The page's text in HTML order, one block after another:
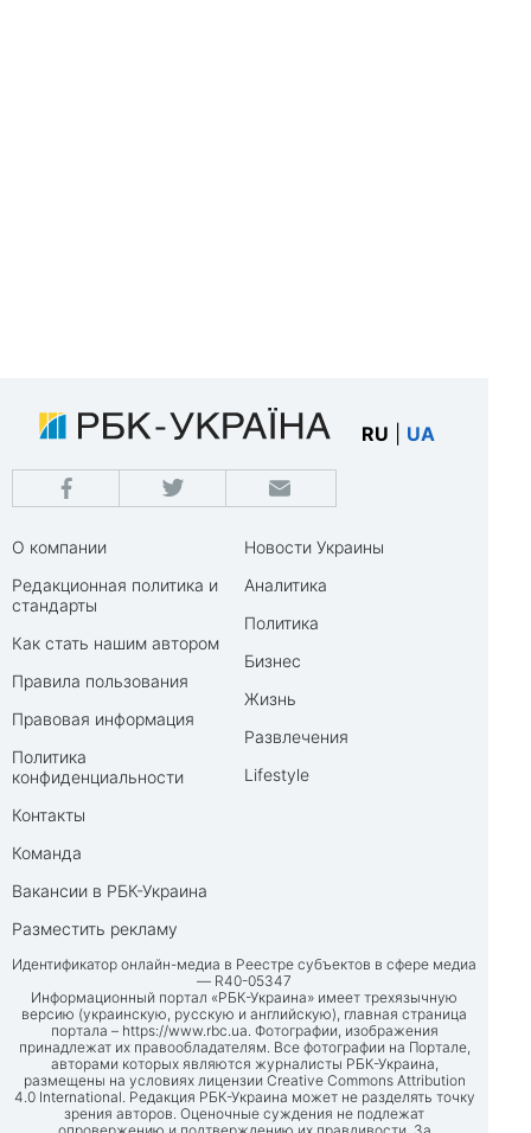
RU UA
О компании
Редакционная политика и
стандарты
Как стать нашим автором
Правила пользования
Правовая информация
Политика
конфиденциальности
Контакты
Команда
Вакансии в РБК-Украина
Разместить рекламу
Новости Украины
Аналитика
Политика
Бизнес
Жизнь
Развлечения
Lifestyle
Идентификатор онлайн-медиа в Реестре субъектов в сфере медиа
— R40-05347
Информационный портал «РБК-Украина» имеет трехязычную
версию (украинскую, русскую и английскую), главная страница
портала – https://www.rbc.ua. Фотографии, изображения
принадлежат их правообладателям. Все фотографии на Портале,
авторами которых являются журналисты РБК-Украина,
размещены на условиях лицензии Creative Commons Attribution
4.0 International. Редакция РБК-Украина может не разделять точку
зрения авторов. Оценочные суждения не подлежат